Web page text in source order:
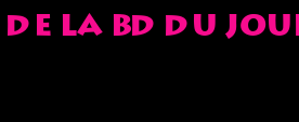
la BD du